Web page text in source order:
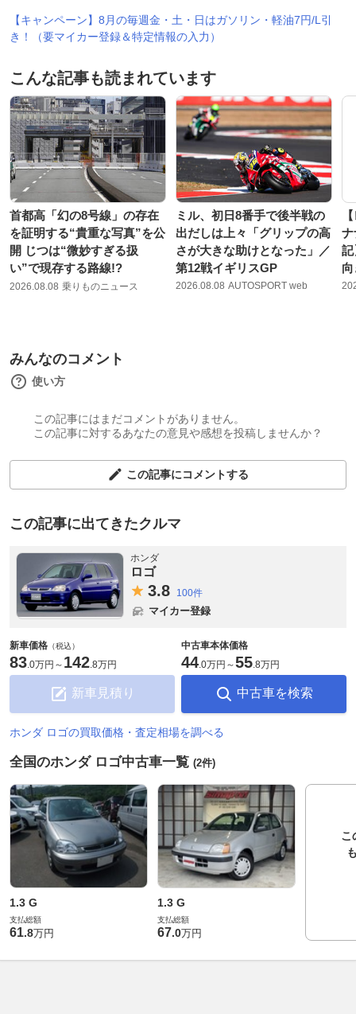
【キャンペーン】8月の毎週金・土・日はガソリン・軽油7円/L引
き！（要マイカー登録＆特定情報の入力）
こんな記事も読まれています
首都高「幻の8号線」の存在
を証明する“貴重な写真”を公
開 じつは“微妙すぎる扱
い”で現存する路線!?
2026.08.08 乗りものニュース
ミル、初日8番手で後半戦の
出だしは上々「グリップの高
さが大きな助けとなった」／
第12戦イギリスGP
2026.08.08 AUTOSPORT web
ナ
記
みんなのコメント
使い方
この記事にはまだコメントがありません。
この記事に対するあなたの意見や感想を投稿しませんか？
この記事にコメントする
この記事に出てきたクルマ
ホンダ
ロゴ
3.8 100件
マイカー登録
新車価格 （税込）
83.0万円 ～ 142.8万円
新車見積り
中古車本体価格
44.0万円 ～55.8万円
中古車を検索
ホンダ ロゴの買取価格・査定相場を調べる
全国のホンダ ロゴ中古車一覧 (2件)
1.3 G
支払総額
61.8万円
1.3 G
支払総額
67.0万円
こ